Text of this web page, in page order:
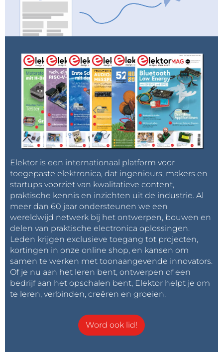
Elektor is een internationaal platform voor
toegepaste elektronica, dat ingenieurs, makers en
startups voorziet van kwalitatieve content,
praktische kennis en inzichten uit de industrie. Al
meer dan 60 jaar ondersteunen we een
wereldwijd netwerk bij het ontwerpen, bouwen en
delen van praktische electronica oplossingen.
Leden krijgen exclusieve toegang tot projecten,
kortingen in onze online shop, en kansen om
samen te werken met toonaangevende innovators.
Of je nu aan het leren bent, ontwerpen of een
bedrijf aan het opschalen bent, Elektor helpt je om
te leren, verbinden, creëren en groeien.
Word ook lid!